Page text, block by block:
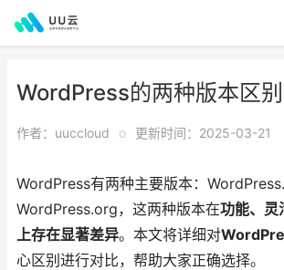
WordPress的两种版本区
作者：uuccloud o 更新时间：2025-03-21
WordPress有两种主要版本：
WordPress.org，这两种版本在功能、灵
上存在显著差异。本文将详细对
心区别进行对比，帮助大家正确选择。